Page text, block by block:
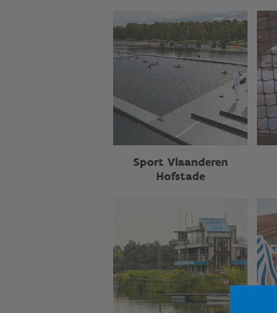
Sport Vlaanderen
Hofstade